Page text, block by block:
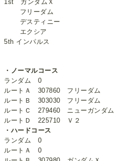
1st ガンダムＸ
フリーダム
デスティニー
エクシア
5th インパルス
・ノーマルコース
ランダム 0
ルートＡ 307860 フリーダム
ルートＢ 303030 フリーダム
ルートＣ 279460 ニューガンダム
ルートＤ 225710 Ｖ２
・ハードコース
ランダム 0
ルートＡ 0